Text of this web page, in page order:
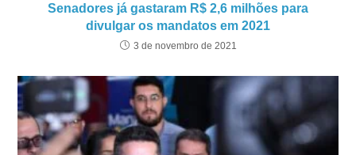
Senadores já gastaram R$ 2,6 milhões para
divulgar os mandatos em 2021
3 de novembro de 2021